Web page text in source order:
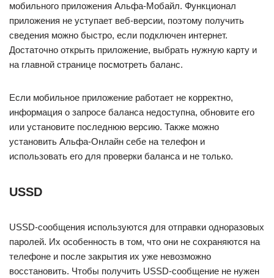
мобильного приложения Альфа-Мобайл. Функционал
приложения не уступает веб-версии, поэтому получить
сведения можно быстро, если подключен интернет.
Достаточно открыть приложение, выбрать нужную карту и
на главной странице посмотреть баланс.
Если мобильное приложение работает не корректно,
информация о запросе баланса недоступна, обновите его
или установите последнюю версию. Также можно
установить Альфа-Онлайн себе на телефон и
использовать его для проверки баланса и не только.
USSD
USSD-сообщения используются для отправки одноразовых
паролей. Их особенность в том, что они не сохраняются на
телефоне и после закрытия их уже невозможно
восстановить. Чтобы получить USSD-сообщение не нужен